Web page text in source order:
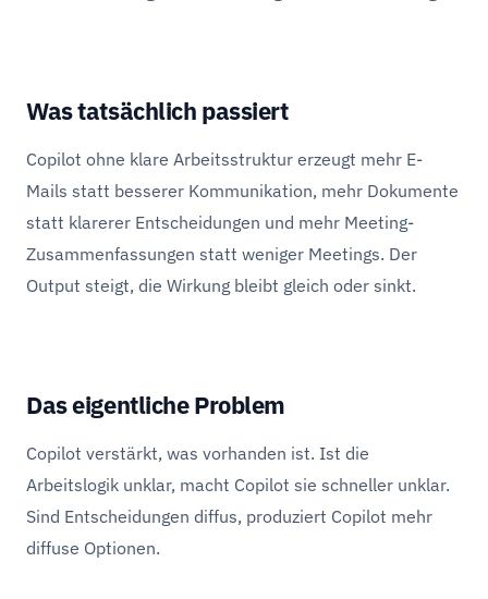
Was tatsächlich passiert
Copilot ohne klare Arbeitsstruktur erzeugt mehr E-
Mails statt besserer Kommunikation, mehr Dokumente
statt klarerer Entscheidungen und mehr Meeting-
Zusammenfassungen statt weniger Meetings. Der
Output steigt, die Wirkung bleibt gleich oder sinkt.
Das eigentliche Problem
Copilot verstärkt, was vorhanden ist. Ist die
Arbeitslogik unklar, macht Copilot sie schneller unklar.
Sind Entscheidungen diffus, produziert Copilot mehr
diffuse Optionen.